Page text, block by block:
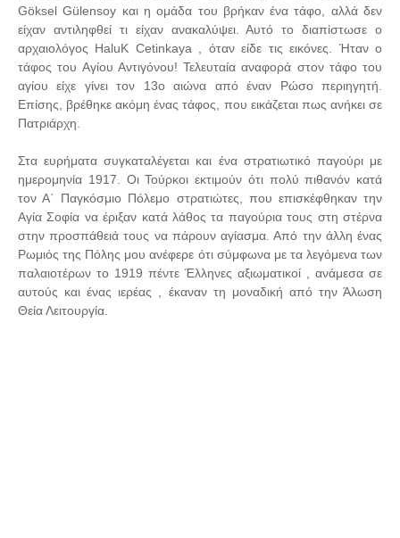
Göksel Gülensoy και η ομάδα του βρήκαν ένα τάφο, αλλά δεν
είχαν αντιληφθεί τι είχαν ανακαλύψει. Αυτό το διαπίστωσε ο
αρχαιολόγος HaluK Cetinkaya , όταν είδε τις εικόνες. Ήταν ο
τάφος του Αγίου Αντιγόνου! Τελευταία αναφορά στον τάφο του
αγίου είχε γίνει τον 13ο αιώνα από έναν Ρώσο περιηγητή.
Επίσης, βρέθηκε ακόμη ένας τάφος, που εικάζεται πως ανήκει σε
Πατριάρχη.
Στα ευρήματα συγκαταλέγεται και ένα στρατιωτικό παγούρι με
ημερομηνία 1917. Οι Τούρκοι εκτιμούν ότι πολύ πιθανόν κατά
τον Α΄ Παγκόσμιο Πόλεμο στρατιώτες, που επισκέφθηκαν την
Αγία Σοφία να έριξαν κατά λάθος τα παγούρια τους στη στέρνα
στην προσπάθειά τους να πάρουν αγίασμα. Από την άλλη ένας
Ρωμιός της Πόλης μου ανέφερε ότι σύμφωνα με τα λεγόμενα των
παλαιοτέρων το 1919 πέντε Έλληνες αξιωματικοί , ανάμεσα σε
αυτούς και ένας ιερέας , έκαναν τη μοναδική από την Άλωση
Θεία Λειτουργία.